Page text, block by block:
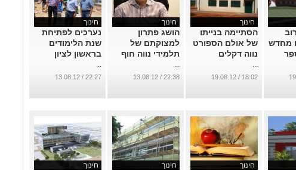
מחדש
חינוך
הסתיימה בנייתו
של אולם הספורט
נווה דקלים
...
18:02 / 19.08.12
חינוך
הושג פתרון
למצוקתם של
תלמידי נווה חוף
...
22:38 / 13.08.12
חינוך
נערכים לפתיחת
שנת הלימודים
בראשון לציון
...
22:27 / 13.08.12
חינוך חינוך חינוך